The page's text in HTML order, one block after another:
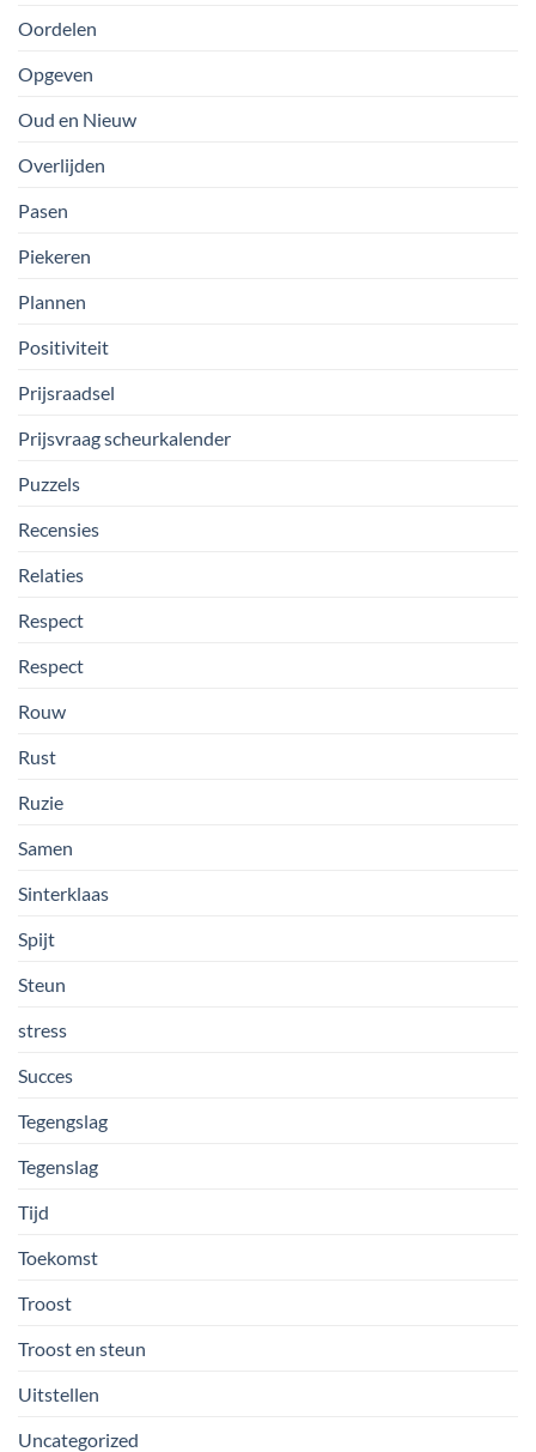
Oordelen
Opgeven
Oud en Nieuw
Overlijden
Pasen
Piekeren
Plannen
Positiviteit
Prijsraadsel
Prijsvraag scheurkalender
Puzzels
Recensies
Relaties
Respect
Respect
Rouw
Rust
Ruzie
Samen
Sinterklaas
Spijt
Steun
stress
Succes
Tegengslag
Tegenslag
Tijd
Toekomst
Troost
Troost en steun
Uitstellen
Uncategorized